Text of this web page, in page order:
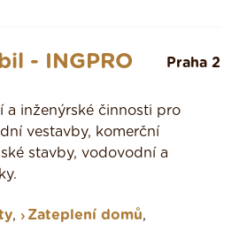
- INGPRO Praha 2
a inženýrské činnosti pro
vestavby, komerční
stavby, vodovodní a
, Zateplení domů,